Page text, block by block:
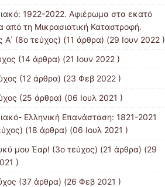
1922-2022. Αφιέρωμα στα εκατό
από τη Μικρασιατική Καταστροφή.
Α΄ (8ο τεύχος) (11 άρθρα) (29 Ιουν 2022 )
(14 άρθρα) (21 Ιουν 2022 )
(12 άρθρα) (23 Φεβ 2022 )
(25 άρθρα) (06 Ιουλ 2021 )
Ελληνική Επανάσταση: 1821-2021
(18 άρθρα) (06 Ιουλ 2021 )
μου Έαρ! (3ο τεύχος) (21 άρθρα) (29
)
(37 άρθρα) (26 Φεβ 2021 )